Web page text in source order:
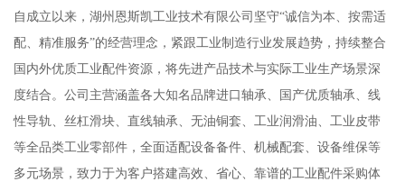
自成立以来，湖州恩斯凯工业技术有限公司坚守“诚信为本、按需适
配、精准服务”的经营理念，紧跟工业制造行业发展趋势，持续整合
国内外优质工业配件资源，将先进产品技术与实际工业生产场景深
度结合。公司主营涵盖各大知名品牌进口轴承、国产优质轴承、线
性导轨、丝杠滑块、直线轴承、无油铜套、工业润滑油、工业皮带
等全品类工业零部件，全面适配设备备件、机械配套、设备维保等
多元场景，致力于为客户搭建高效、省心、靠谱的工业配件采购体